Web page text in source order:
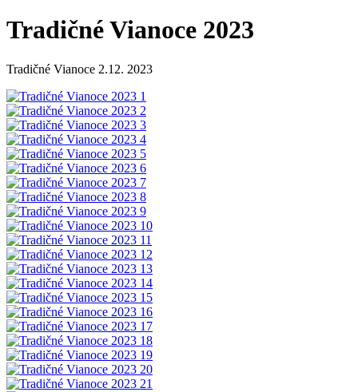
Tradičné Vianoce 2023
Tradičné Vianoce 2.12. 2023